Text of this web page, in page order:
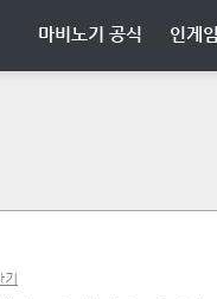
마비노기 공식 인게임